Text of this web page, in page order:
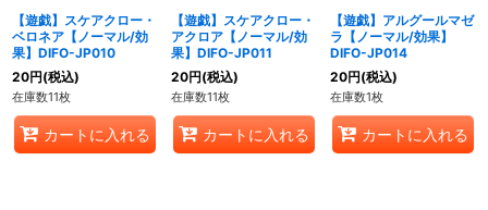
【遊戯】スケアクロー・
ベロネア【ノーマル/効
果】DIFO-JP010
20円(税込)
在庫数11枚
カートに入れる
【遊戯】スケアクロー・
アクロア【ノーマル/効
果】DIFO-JP011
20円(税込)
在庫数11枚
カートに入れる
【遊戯】アルグールマゼ
ラ【ノーマル/効果】
DIFO-JP014
20円(税込)
在庫数1枚
カートに入れる